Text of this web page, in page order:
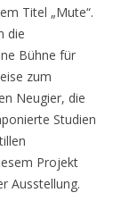
Titel „Mute“.
die
Bühne für
zum
Neugier, die
Studien
Projekt
Ausstellung.